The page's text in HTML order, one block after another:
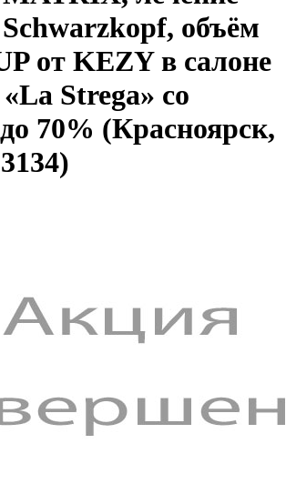
объём
от KEZY в салоне
Strega» со
70% (Красноярск,